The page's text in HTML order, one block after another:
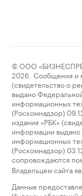
© ООО
2026. Сообщения и
(свидетельство о
выдано
информационных
(Роскомнадзор)
издания «РБК»
информации
информационных
(Роскомнадзор)
сопровождаются
Владельцем сайта
Данные